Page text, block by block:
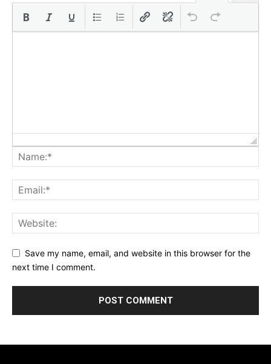
Save my name, email, and website in this browser for the
next time I comment.